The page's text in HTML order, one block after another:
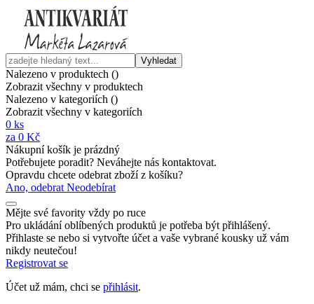
Vyhledat
Nalezeno v produktech ()
Zobrazit všechny v produktech
Nalezeno v kategoriích ()
Zobrazit všechny v kategoriích
0 ks
za 0 Kč
Nákupní košík je prázdný
Potřebujete poradit? Neváhejte nás kontaktovat.
Opravdu chcete odebrat zboží z košíku?
Ano, odebrat Neodebírat
Mějte své favority vždy po ruce
Pro ukládání oblíbených produktů je potřeba být přihlášený.
Přihlaste se nebo si vytvořte účet a vaše vybrané kousky už vám
nikdy neutečou!
Registrovat se
Účet už mám, chci se přihlásit.